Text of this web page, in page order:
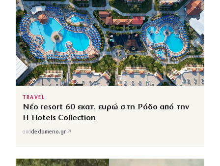
TRAVEL
Νέο resort 60 εκατ. ευρώ στη Ρόδο από την
H Hotels Collection
απόdedomeno.gr ↗